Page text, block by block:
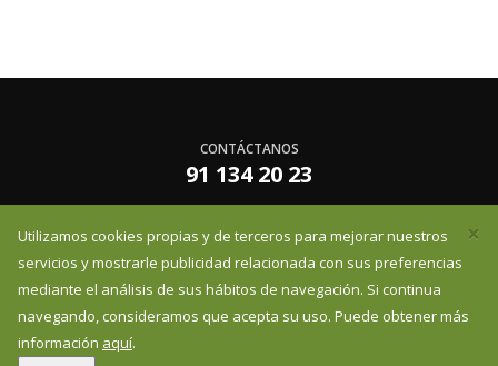
CONTÁCTANOS
91 134 20 23
infoessentzia@essentzia.es
Essentzia S.L - Avenida la Ballestera 11, 19171, Cabanillas del Campo.
×
Utilizamos cookies propias y de terceros para mejorar nuestros
servicios y mostrarle publicidad relacionada con sus preferencias
mediante el análisis de sus hábitos de navegación. Si continua
navegando, consideramos que acepta su uso. Puede obtener más
información aquí.